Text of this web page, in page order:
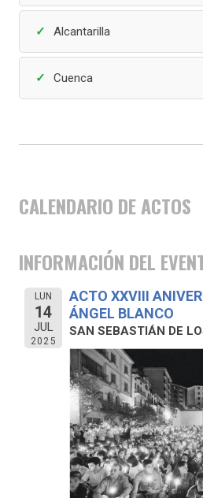
Alcantarilla
Cuenca
CALENDARIO DE ACTOS
INFORMACIÓN DEL
LUN
14
JUL
2025
ACTO XXVIII
ÁNGEL BLANCO
SAN SEBASTIÁN DE